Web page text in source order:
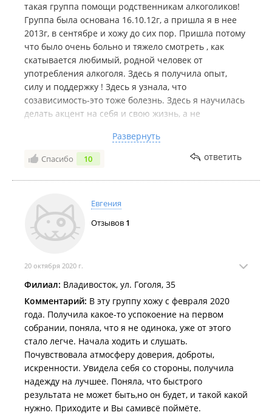
такая группа помощи родственникам алкоголиков!
Группа была основана 16.10.12г, а пришла я в нее
2013г, в сентябре и хожу до сих пор. Пришла потому
что было очень больно и тяжело смотреть , как
скатывается любимый, родной человек от
употребления алкоголя. Здесь я получила опыт,
силу и поддержку ! Здесь я узнала, что
созависимость-это тоже болезнь. Здесь я научилась
делать акцент на себя и свою жизнь, а не
отпускать, обозначать с любовью свои границы,
ставить себя , а не других людей на первое место.
Жить в текущем моменте, т.е. быть здесь и сейчас.
И самое удивительное, что когда я стала меняться
родной человек перестал употреблять! Ну разве это
ни чудо! Ничего нельзя решить за 2-3 собрания. Это
путь, но он эффективный и интересный. Я
моего ребенка. Я бесконечно благодарна людям в
этой группе за опыт и поддержку!
Развернуть
Спасибо 10 ответить
Евгения
Отзывов 1
20 октября 2020 г.
Филиал: Владивосток, ул. Гоголя, 35
Комментарий: В эту группу хожу с февраля 2020
года. Получила какое-то успокоение на первом
собрании, поняла, что я не одинока, уже от этого
стало легче. Начала ходить и слушать.
Почувствовала атмосферу доверия, доброты,
искренности. Увидела себя со стороны, получила
надежду на лучшее. Поняла, что быстрого
результата не может быть,но он будет, и такой какой
нужно. Приходите и Вы самивсё поймёте.